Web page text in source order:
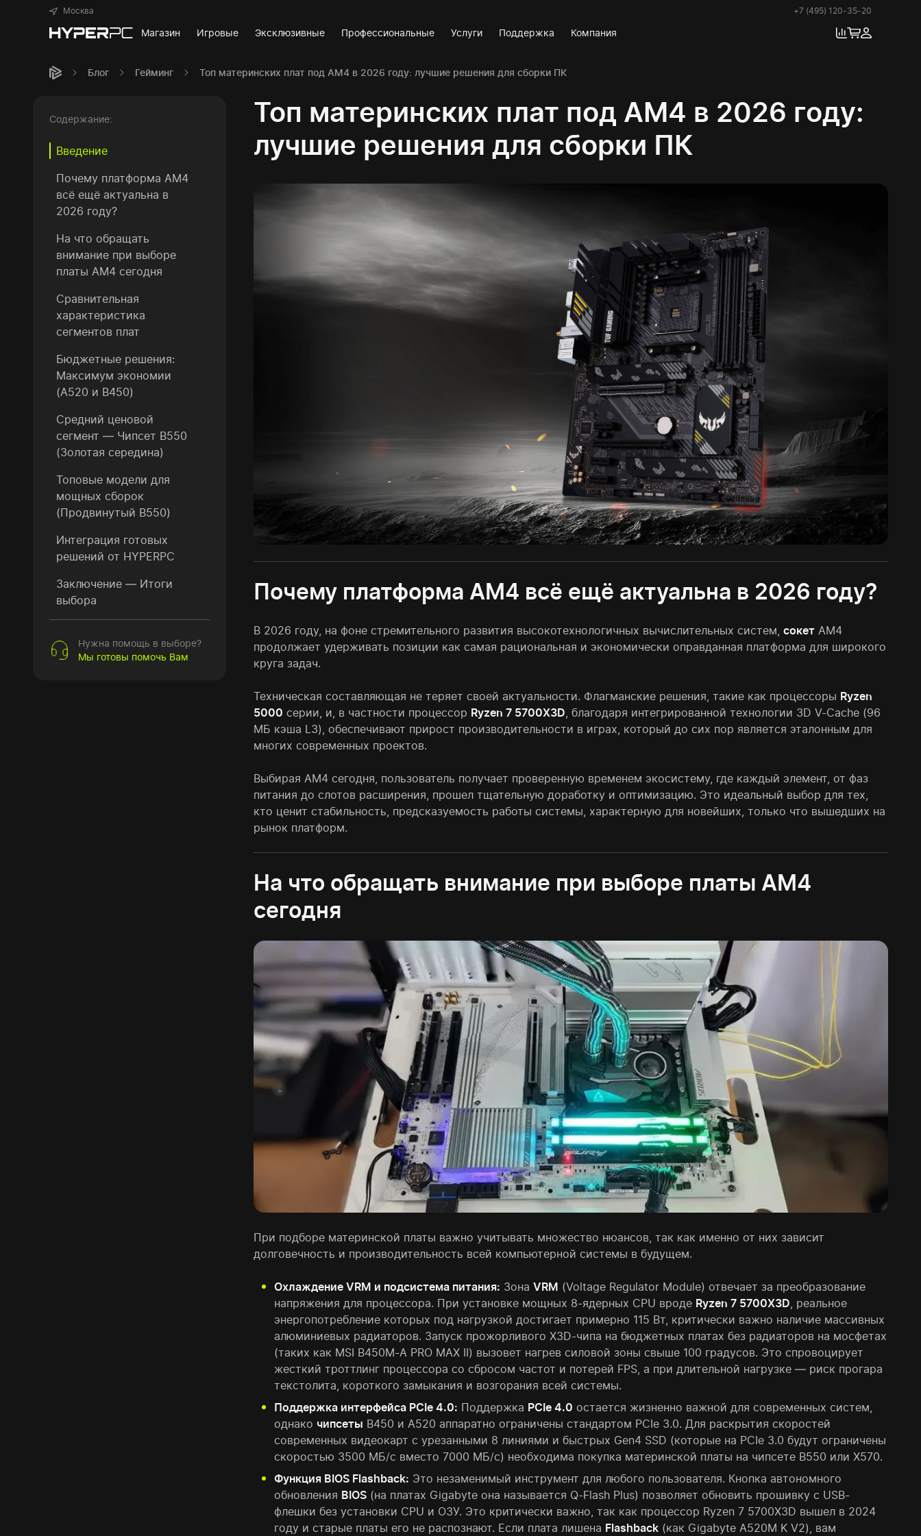
Москва +7 (495) 120-35-20
Магазин Игровые Эксклюзивные Профессиональные Услуги Поддержка Компания
Блог Гейминг Топ материнских плат под AM4 в 2026 году: лучшие решения для сборки ПК
Содержание:
Введение
Почему платформа AM4
всё ещё актуальна в
2026 году?
На что обращать
внимание при выборе
платы AM4 сегодня
Сравнительная
характеристика
сегментов плат
Бюджетные решения:
Максимум экономии
(A520 и B450)
Средний ценовой
сегмент — Чипсет B550
(Золотая середина)
Топовые модели для
мощных сборок
(Продвинутый B550)
Интеграция готовых
решений от HYPERPC
Заключение — Итоги
выбора
Нужна помощь в выборе?
Мы готовы помочь Вам
Топ материнских плат под AM4 в 2026 году:
лучшие решения для сборки ПК
Почему платформа AM4 всё ещё актуальна в 2026 году?
В 2026 году, на фоне стремительного развития высокотехнологичных вычислительных систем, сокет AM4
продолжает удерживать позиции как самая рациональная и экономически оправданная платформа для широкого
круга задач.
Техническая составляющая не теряет своей актуальности. Флагманские решения, такие как процессоры Ryzen
5000 серии, и, в частности процессор Ryzen 7 5700X3D , благодаря интегрированной технологии 3D V-Cache (96
МБ кэша L3), обеспечивают прирост производительности в играх, который до сих пор является эталонным для
многих современных проектов.
Выбирая AM4 сегодня, пользователь получает проверенную временем экосистему, где каждый элемент, от фаз
питания до слотов расширения, прошел тщательную доработку и оптимизацию. Это идеальный выбор для тех,
кто ценит стабильность, предсказуемость работы системы, характерную для новейших, только что вышедших на
рынок платформ.
На что обращать внимание при выборе платы AM4
сегодня
При подборе материнской платы важно учитывать множество нюансов, так как именно от них зависит
долговечность и производительность всей компьютерной системы в будущем.
Охлаждение VRM и подсистема питания: Зона VRM (Voltage Regulator Module) отвечает за преобразование
напряжения для процессора. При установке мощных 8-ядерных CPU вроде Ryzen 7 5700X3D, реальное
энергопотребление которых под нагрузкой достигает примерно 115 Вт, критически важно наличие массивных
алюминиевых радиаторов. Запуск прожорливого X3D-чипа на бюджетных платах без радиаторов на мосфетах
(таких как MSI B450M-A PRO MAX II) вызовет нагрев силовой зоны свыше 100 градусов. Это спровоцирует
жесткий троттлинг процессора со сбросом частот и потерей FPS, а при длительной нагрузке — риск прогара
текстолита, короткого замыкания и возгорания всей системы.
Поддержка интерфейса PCIe 4.0: Поддержка PCIe 4.0 остается жизненно важной для современных систем,
однако чипсеты B450 и A520 аппаратно ограничены стандартом PCIe 3.0. Для раскрытия скоростей
современных видеокарт с урезанными 8 линиями и быстрых Gen4 SSD (которые на PCIe 3.0 будут ограничены
скоростью 3500 МБ/с вместо 7000 МБ/с) необходима покупка материнской платы на чипсете B550 или X570.
Функция BIOS Flashback: Это незаменимый инструмент для любого пользователя. Кнопка автономного
обновления BIOS (на платах Gigabyte она называется Q-Flash Plus) позволяет обновить прошивку с USB-
флешки без установки CPU и ОЗУ. Это критически важно, так как процессор Ryzen 7 5700X3D вышел в 2024
году и старые платы его не распознают. Если плата лишена Flashback (как Gigabyte A520M K V2), вам